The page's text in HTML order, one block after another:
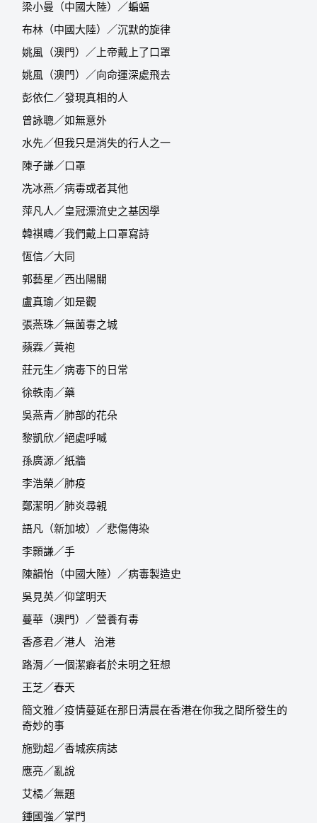
梁小曼（中國大陸）／蝙蝠
布林（中國大陸）／沉默的旋律
姚風（澳門）／上帝戴上了口罩
姚風（澳門）／向命運深處飛去
彭依仁／發現真相的人
曾詠聰／如無意外
水先／但我只是消失的行人之一
陳子謙／口罩
冼冰燕／病毒或者其他
萍凡人／皇冠漂流史之基因學
韓祺疇／我們戴上口罩寫詩
恆信／大同
郭藝星／西出陽關
盧真瑜／如是觀
張燕珠／無菌毒之城
蘋霖／黃袍
莊元生／病毒下的日常
徐軼南／藥
吳燕青／肺部的花朵
黎凱欣／絕處呼喊
孫廣源／紙牆
李浩榮／肺疫
鄭潔明／肺炎尋親
語凡（新加坡）／悲傷傳染
李顥謙／手
陳韻怡（中國大陸）／病毒製造史
吳見英／仰望明天
蔓華（澳門）／營養有毒
香彥君／港人
治港
路漘／一個潔癖者於未明之狂想
王芝／春天
簡文雅／疫情蔓延在那日清晨在香港在你我之間所發生的
奇妙的事
施勁超／香城疾病誌
應亮／亂說
艾橘／無題
鍾國強／掌門